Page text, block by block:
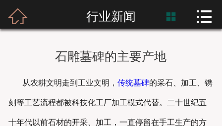
首页
新闻资讯
产品应用
 行业新闻  
石雕墓碑的主要产地
从农耕文明走到工业文明， 传统墓碑的采石、加工、镌
刻等工艺流程都被科技化工厂加工模式代替。二十世纪五
十年代以前石材的开采、加工，一直停留在手工生产的方